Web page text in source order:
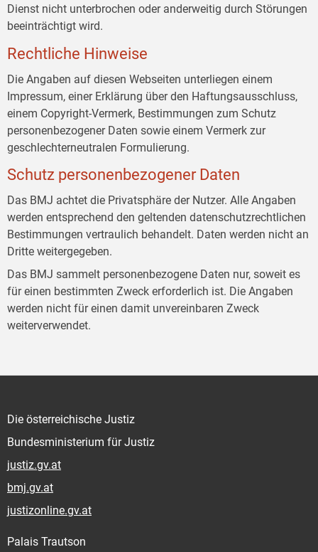
Dienst nicht unterbrochen oder anderweitig durch Störungen
beeinträchtigt wird.
Rechtliche Hinweise
Die Angaben auf diesen Webseiten unterliegen einem
Impressum, einer Erklärung über den Haftungsausschluss,
einem Copyright-Vermerk, Bestimmungen zum Schutz
personenbezogener Daten sowie einem Vermerk zur
geschlechterneutralen Formulierung.
Schutz personenbezogener Daten
Das BMJ achtet die Privatsphäre der Nutzer. Alle Angaben
werden entsprechend den geltenden datenschutzrechtlichen
Bestimmungen vertraulich behandelt. Daten werden nicht an
Dritte weitergegeben.
Das BMJ sammelt personenbezogene Daten nur, soweit es
für einen bestimmten Zweck erforderlich ist. Die Angaben
werden nicht für einen damit unvereinbaren Zweck
weiterverwendet.
Die österreichische Justiz
Bundesministerium für Justiz
justiz.gv.at
bmj.gv.at
justizonline.gv.at
Palais Trautson